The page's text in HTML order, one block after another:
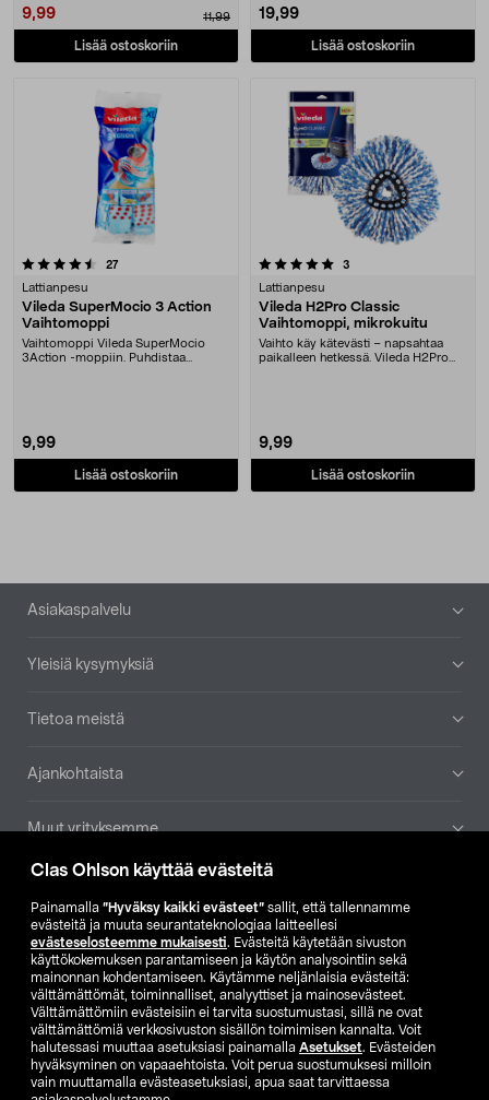
Clas Ohlson käyttää evästeitä
Painamalla ”Hyväksy kaikki evästeet” sallit, että tallennamme
evästeitä ja muuta seurantateknologiaa laitteellesi
evästeselosteemme mukaisesti. Evästeitä käytetään sivuston
käyttökokemuksen parantamiseen ja käytön analysointiin sekä
mainonnan kohdentamiseen. Käytämme neljänlaisia evästeitä:
välttämättömät, toiminnalliset, analyyttiset ja mainosevästeet.
Välttämättömiin evästeisiin ei tarvita suostumustasi, sillä ne ovat
välttämättömiä verkkosivuston sisällön toimimisen kannalta. Voit
halutessasi muuttaa asetuksiasi painamalla Asetukset. Evästeiden
hyväksyminen on vapaaehtoista. Voit perua suostumuksesi milloin
vain muuttamalla evästeasetuksiasi, apua saat tarvittaessa
9,99 11,99
Lisää ostoskoriin
19,99
Lisää ostoskoriin
27arvostelut
Lattianpesu
Vileda SuperMocio 3 Action
Vaihtomoppi
Vaihtomoppi Vileda SuperMocio
3Action -moppiin. Puhdistaa
9,99
Lisää ostoskoriin
5.0 viidestä tähdestä 3
Lattianpesu
Vileda H2Pro Classic
Vaihtomoppi, mikrokuitu
Vaihto käy kätevästi – napsahtaa
paikalleen hetkessä. Vileda H2Pro
9,99
Lisää ostoskoriin
Alatunniste
Asiakaspalvelu
Yleisiä kysymyksiä
Tietoa meistä
Ajankohtaista
Muut yrityksemme
Etsi myymälä
SE NO FI
FI SV